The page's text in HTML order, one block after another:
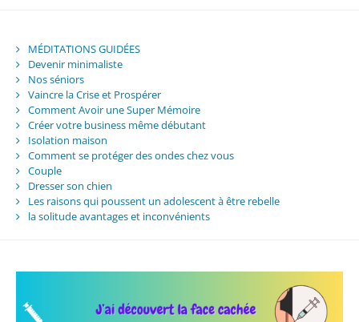
MÉDITATIONS GUIDÉES
Devenir minimaliste
Nos séniors
Vaincre la Crise et Prospérer
Comment Avoir une Super Mémoire
Créer votre business même débutant
Isolation maison
Comment se protéger des ondes chez vous
Couple
Dresser son chien
Les raisons qui poussent un adolescent à être rebelle
la solitude avantages et inconvénients